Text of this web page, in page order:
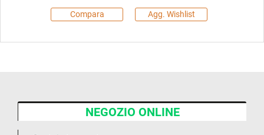
Compara Agg. Wishlist
NEGOZIO ONLINE